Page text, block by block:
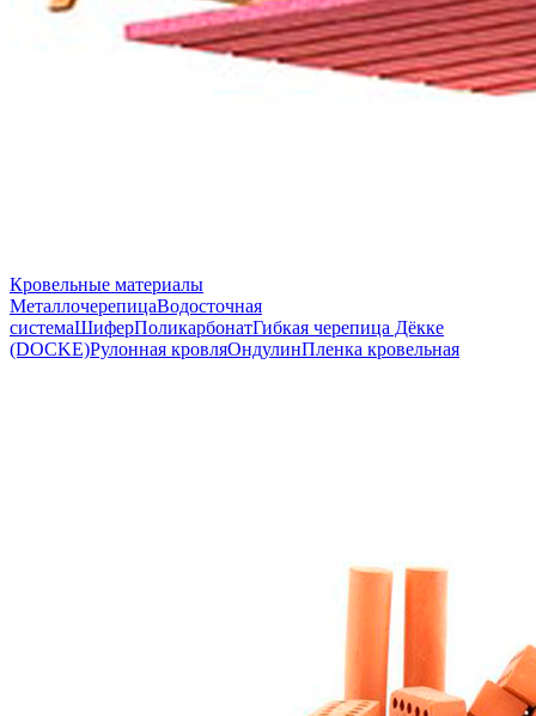
Кровельные материалы
МеталлочерепицаВодосточная
системаШиферПоликарбонатГибкая черепица Дёкке
(DOCKE)Рулонная кровляОндулинПленка кровельная